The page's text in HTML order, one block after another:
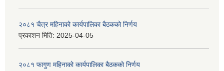
२०८१ चैत्र महिनाको कार्यपालिका बैठकको निर्णय
प्रकाशन मिति: 2025-04-05
२०८१ फागुण महिनाको कार्यपालिका बैठकको निर्णय